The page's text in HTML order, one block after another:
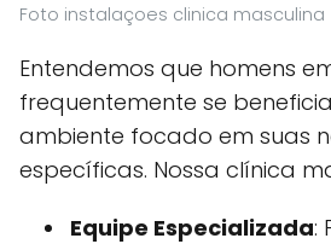
Foto instalaçoes clinica masculina
Entendemos que homens
frequentemente se
ambiente focado em suas
específicas. Nossa clínica
Equipe Especializada: